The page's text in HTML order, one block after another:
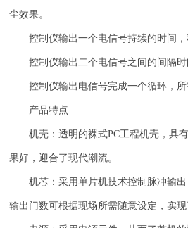
尘效果。
控制仪输出一个电信号持续的时间，
控制仪输出二个电信号之间的间隔时
控制仪输出电信号完成一个循环，
产品特点
机壳：透明的裸式PC工程机壳，具
果好，迎合了现代潮流。
机芯：采用单片机技术控制脉冲输
输出门数可根据现场所需随意设定，实现